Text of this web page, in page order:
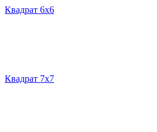
Квадрат 6х6
Квадрат 7х7